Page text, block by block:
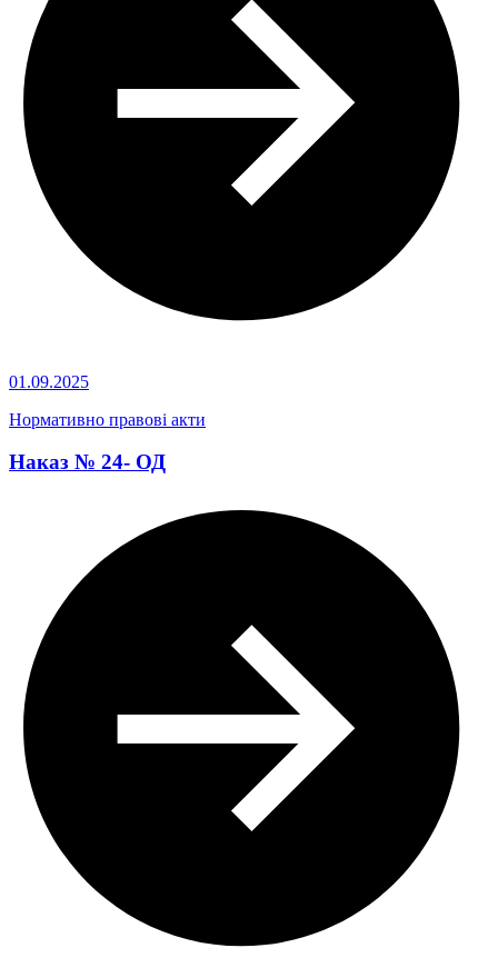
01.09.2025
Нормативно правові акти
Наказ № 24- ОД